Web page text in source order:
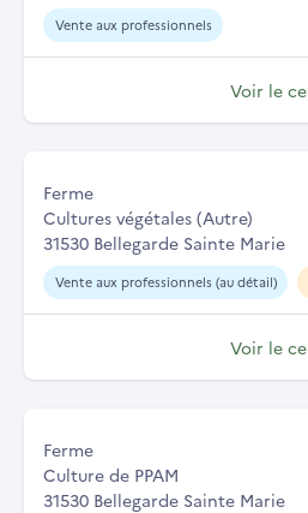
Vente aux professionnels
Voir le
Ferme
Cultures végétales (Autre)
31530 Bellegarde Sainte Marie
Vente aux professionnels (au détail)
Voir le
Ferme
Culture de PPAM
31530 Bellegarde Sainte Marie